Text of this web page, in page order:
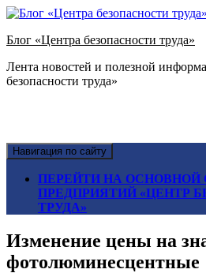
Блог «Центра безопасности труда»
Лента новостей и полезной
безопасности труда»
Навигация по сайту
ПЕРЕЙТИ НА ОСНОВНОЙ
ПРЕДПРИЯТИЙ «ЦЕНТР
ТРУДА»
Изменение цены на
фотолюминесцентные